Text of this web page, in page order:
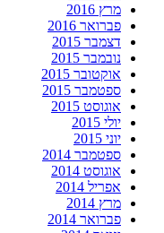
מרץ 2016
פברואר 2016
דצמבר 2015
נובמבר 2015
אוקטובר 2015
ספטמבר 2015
אוגוסט 2015
יולי 2015
יוני 2015
ספטמבר 2014
אוגוסט 2014
אפריל 2014
מרץ 2014
פברואר 2014